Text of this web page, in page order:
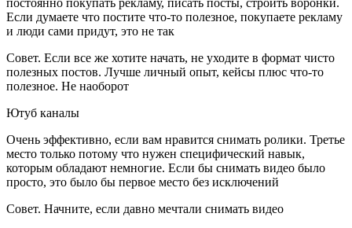
постоянно покупать рекламу, писать посты, строить воронки.
Если думаете что постите что-то полезное, покупаете рекламу
и люди сами придут, это не так
Совет. Если все же хотите начать, не уходите в формат чисто
полезных постов. Лучше личный опыт, кейсы плюс что-то
полезное. Не наоборот
Ютуб каналы
Очень эффективно, если вам нравится снимать ролики. Третье
место только потому что нужен специфический навык,
которым обладают немногие. Если бы снимать видео было
просто, это было бы первое место без исключений
Совет. Начните, если давно мечтали снимать видео